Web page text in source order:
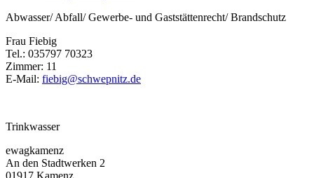
Abwasser/ Abfall/ Gewerbe- und Gaststättenrecht/ Brandschutz
Frau Fiebig
Tel.: 035797 70323
Zimmer: 11
E-Mail: fiebig@schwepnitz.de
Trinkwasser
ewagkamenz
An den Stadtwerken 2
01917 Kamenz